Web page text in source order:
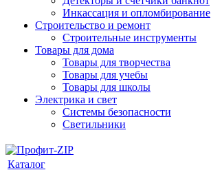
Инкассация и опломбирование
Строительство и ремонт
Строительные инструменты
Товары для дома
Товары для творчества
Товары для учебы
Товары для школы
Электрика и свет
Системы безопасности
Светильники
Каталог